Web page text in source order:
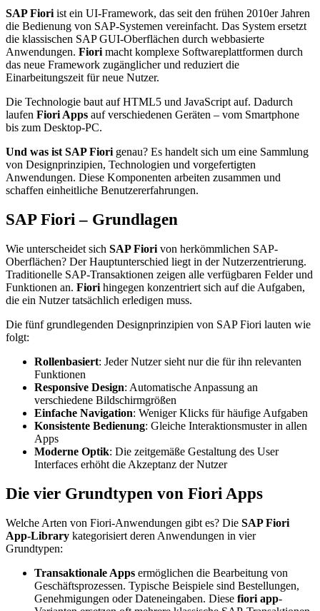
SAP Fiori ist ein UI-Framework, das seit den frühen 2010er Jahren
die Bedienung von SAP-Systemen vereinfacht. Das System ersetzt
die klassischen SAP GUI-Oberflächen durch webbasierte
Anwendungen. Fiori macht komplexe Softwareplattformen durch
das neue Framework zugänglicher und reduziert die
Einarbeitungszeit für neue Nutzer.
Die Technologie baut auf HTML5 und JavaScript auf. Dadurch
laufen Fiori Apps auf verschiedenen Geräten – vom Smartphone
bis zum Desktop-PC.
Und was ist SAP Fiori genau? Es handelt sich um eine Sammlung
von Designprinzipien, Technologien und vorgefertigten
Anwendungen. Diese Komponenten arbeiten zusammen und
schaffen einheitliche Benutzererfahrungen.
SAP Fiori – Grundlagen
Wie unterscheidet sich SAP Fiori von herkömmlichen SAP-
Oberflächen? Der Hauptunterschied liegt in der Nutzerzentrierung.
Traditionelle SAP-Transaktionen zeigen alle verfügbaren Felder und
Funktionen an. Fiori hingegen konzentriert sich auf die Aufgaben,
die ein Nutzer tatsächlich erledigen muss.
Die fünf grundlegenden Designprinzipien von SAP Fiori lauten wie
folgt:
Rollenbasiert: Jeder Nutzer sieht nur die für ihn relevanten
Funktionen
Responsive Design: Automatische Anpassung an
verschiedene Bildschirmgrößen
Einfache Navigation: Weniger Klicks für häufige Aufgaben
Konsistente Bedienung: Gleiche Interaktionsmuster in allen
Apps
Moderne Optik: Die zeitgemäße Gestaltung des User
Interfaces erhöht die Akzeptanz der Nutzer
Die vier Grundtypen von Fiori Apps
Welche Arten von Fiori-Anwendungen gibt es? Die SAP Fiori
App-Library kategorisiert deren Anwendungen in vier
Grundtypen:
Transaktionale Apps ermöglichen die Bearbeitung von
Geschäftsprozessen. Typische Beispiele sind Bestellungen,
Genehmigungen oder Dateneingaben. Diese fiori app-